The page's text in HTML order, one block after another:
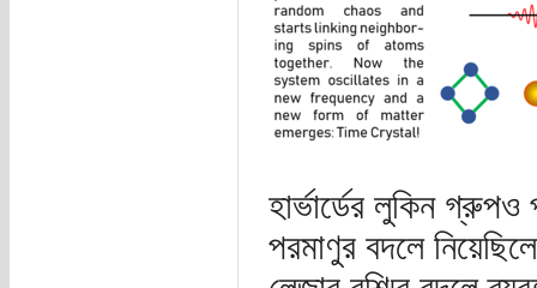
হার্ভার্ডের লুকিন গ্রুপও
পরমাণুর বদলে